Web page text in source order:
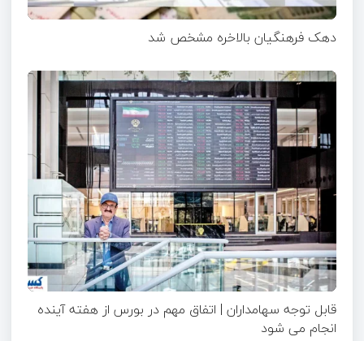
دهک فرهنگیان بالاخره مشخص شد
قابل توجه سهامداران | اتفاق مهم در بورس از هفته آینده
انجام می شود